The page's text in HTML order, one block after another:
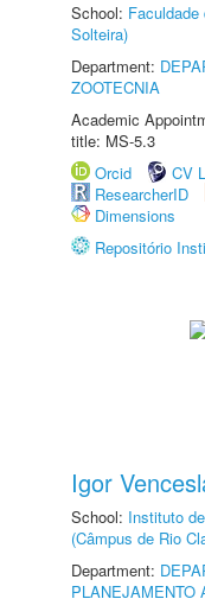
School:
Solteira)
Department:
ZOOTECNIA
Academic
title: MS-5.3
Orcid
CV
ResearcherID
Dimensions
Repositório
Igor
School: Instituto
(Câmpus de Rio
Department:
PLANEJAMENTO